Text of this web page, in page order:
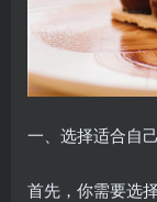
一、选择适合自
首先，你需要选